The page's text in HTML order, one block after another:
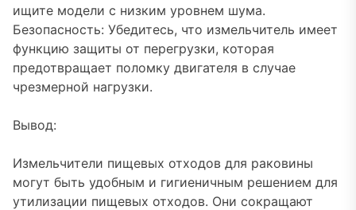
ищите модели с низким уровнем шума.
Безопасность: Убедитесь, что измельчитель имеет
функцию защиты от перегрузки, которая
предотвращает поломку двигателя в случае
чрезмерной нагрузки.
Вывод:
Измельчители пищевых отходов для раковины
могут быть удобным и гигиеничным решением для
утилизации пищевых отходов. Они сокращают